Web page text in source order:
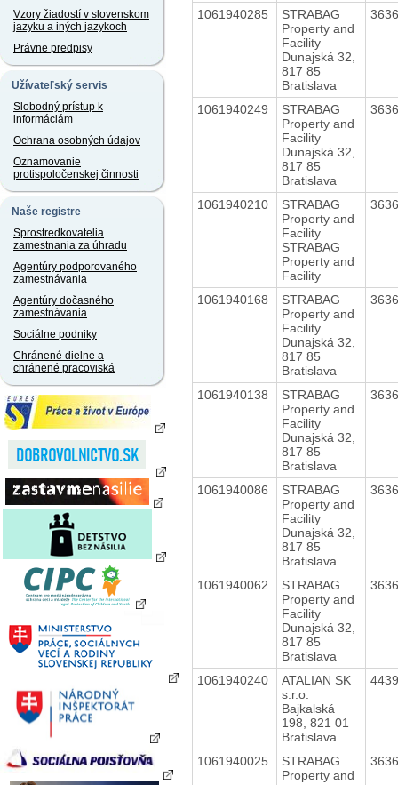
Vzory žiadostí v slovenskom
jazyku a iných jazykoch
Právne predpisy
Užívateľský servis
Slobodný prístup k
informáciám
Ochrana osobných údajov
Oznamovanie
protispoločenskej činnosti
Naše registre
Sprostredkovatelia
zamestnania za úhradu
Agentúry podporovaného
zamestnávania
Agentúry dočasného
zamestnávania
Sociálne podniky
Chránené dielne a
chránené pracoviská
1061940285
STRABAG
Property and
Facility
Dunajská 32,
817 85
Bratislava
1061940249
STRABAG
Property and
Facility
Dunajská 32,
817 85
Bratislava
1061940210
STRABAG
Property and
Facility
STRABAG
Property and
Facility
1061940168
STRABAG
Property and
Facility
Dunajská 32,
817 85
Bratislava
1061940138
STRABAG
Property and
Facility
Dunajská 32,
817 85
Bratislava
1061940086
STRABAG
Property and
Facility
Dunajská 32,
817 85
Bratislava
1061940062
STRABAG
Property and
Facility
Dunajská 32,
817 85
Bratislava
1061940240
ATALIAN SK
s.r.o.
Bajkalská
198, 821 01
Bratislava
1061940025
STRABAG
Property and